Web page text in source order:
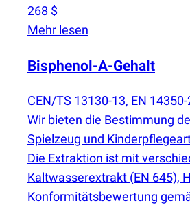
268 $
Mehr lesen
Bisphenol-A-Gehalt
CEN/TS 13130-13, EN
Wir bieten die Bestimmung
Spielzeug und
Die Extraktion ist mit
Kaltwasserextrakt (EN 645),
Konformitätsbewertung